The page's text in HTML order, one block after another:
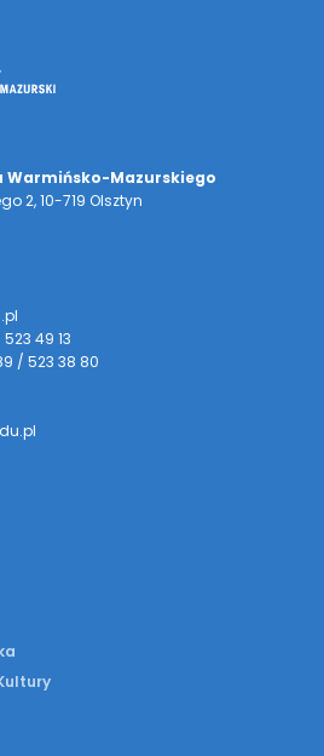
Warmińsko-Mazurskiego
2, 10-719 Olsztyn
49 13
/ 523 38 80